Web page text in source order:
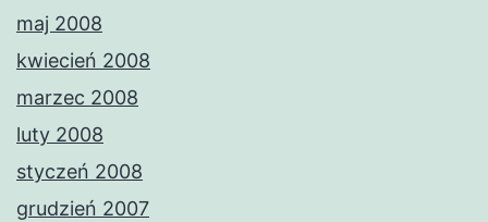
maj 2008
kwiecień 2008
marzec 2008
luty 2008
styczeń 2008
grudzień 2007